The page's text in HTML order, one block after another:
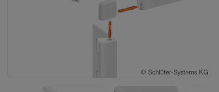
© Schlüter-Systems KG
© Schlüter-Systems KG
© Schlüter-Systems KG